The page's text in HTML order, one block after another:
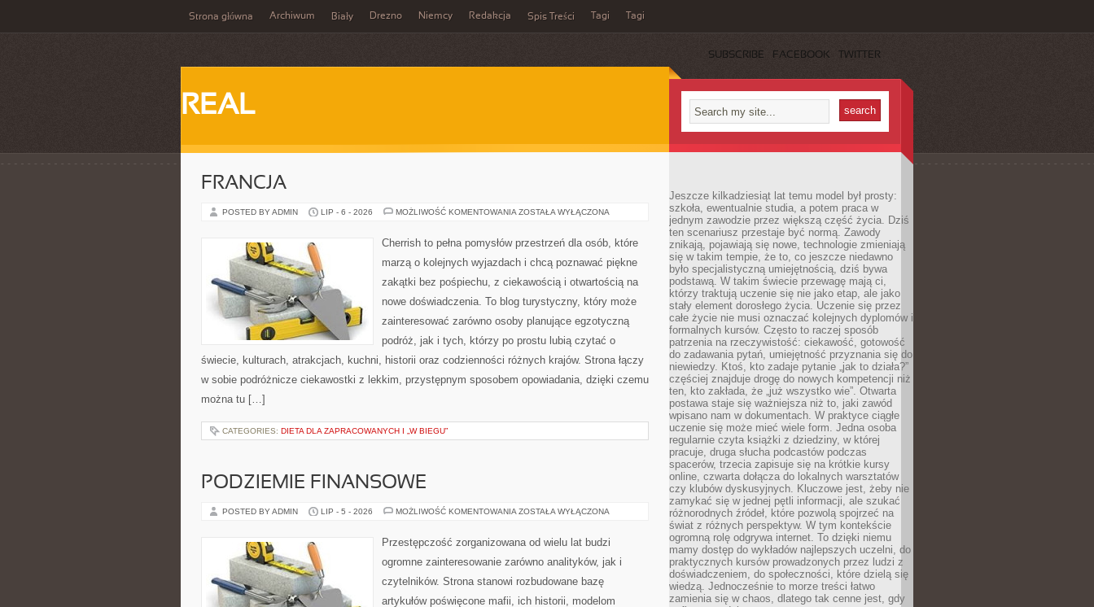
Strona główna Archiwum Biały Drezno Niemcy Redakcja Spis Treści Tagi Tagi
SUBSCRIBE FACEBOOK TWITTER
REAL
FRANCJA
POSTED BY ADMIN LIP - 6 - 2026 MOŻLIWOŚĆ KOMENTOWANIA FRANCJA
ZOSTAŁA WYŁĄCZONA
Cherrish to pełna pomysłów przestrzeń dla osób, które
marzą o kolejnych wyjazdach i chcą poznawać piękne
zakątki bez pośpiechu, z ciekawością i otwartością na
nowe doświadczenia. To blog turystyczny, który może
zainteresować zarówno osoby planujące egzotyczną
podróż, jak i tych, którzy po prostu lubią czytać o
świecie, kulturach, atrakcjach, kuchni, historii oraz codzienności różnych krajów. Strona łączy
w sobie podróżnicze ciekawostki z lekkim, przystępnym sposobem opowiadania, dzięki czemu
można tu […]
CATEGORIES: DIETA DLA ZAPRACOWANYCH I „W BIEGU”
PODZIEMIE FINANSOWE
POSTED BY ADMIN LIP - 5 - 2026 MOŻLIWOŚĆ KOMENTOWANIA PODZIEMIE
ZOSTAŁA WYŁĄCZONA
Przestępczość zorganizowana od wielu lat budzi
ogromne zainteresowanie zarówno analityków, jak i
czytelników. Strona stanowi rozbudowane bazę
artykułów poświęcone mafii, ich historii, modelom
Jeszcze kilkadziesiąt lat temu model był prosty:
szkoła, ewentualnie studia, a potem praca w
jednym zawodzie przez większą część życia. Dziś
ten scenariusz przestaje być normą. Zawody
znikają, pojawiają się nowe, technologie zmieniają
się w takim tempie, że to, co jeszcze niedawno
było specjalistyczną umiejętnością, dziś bywa
podstawą. W takim świecie przewagę mają ci,
którzy traktują uczenie się nie jako etap, ale jako
stały element dorosłego życia. Uczenie się przez
całe życie nie musi oznaczać kolejnych dyplomów i
formalnych kursów. Często to raczej sposób
patrzenia na rzeczywistość: ciekawość, gotowość
do zadawania pytań, umiejętność przyznania się do
niewiedzy. Ktoś, kto zadaje pytanie „jak to działa?”
częściej znajduje drogę do nowych kompetencji niż
ten, kto zakłada, że „już wszystko wie”. Otwarta
postawa staje się ważniejsza niż to, jaki zawód
wpisano nam w dokumentach. W praktyce ciągłe
uczenie się może mieć wiele form. Jedna osoba
regularnie czyta książki z dziedziny, w której
pracuje, druga słucha podcastów podczas
spacerów, trzecia zapisuje się na krótkie kursy
online, czwarta dołącza do lokalnych warsztatów
czy klubów dyskusyjnych. Kluczowe jest, żeby nie
zamykać się w jednej pętli informacji, ale szukać
różnorodnych źródeł, które pozwolą spojrzeć na
świat z różnych perspektyw. W tym kontekście
ogromną rolę odgrywa internet. To dzięki niemu
mamy dostęp do wykładów najlepszych uczelni, do
praktycznych kursów prowadzonych przez ludzi z
doświadczeniem, do społeczności, które dzielą się
wiedzą. Jednocześnie to morze treści łatwo
zamienia się w chaos, dlatego tak cenne jest, gdy